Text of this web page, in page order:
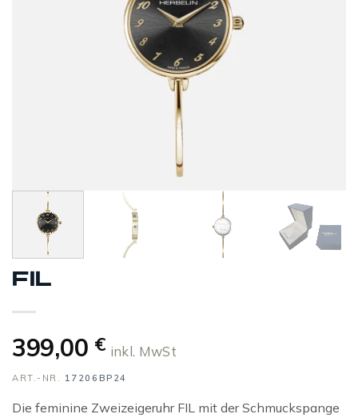
FIL
399,00 € inkl. MwSt
ART.-NR. 17206BP24
Die feminine Zweizeigeruhr FIL mit der Schmuckspange